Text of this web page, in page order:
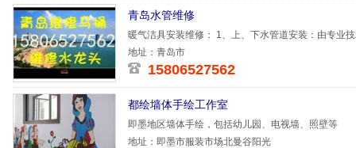
青岛水管维修
暖气洁具安装维修： 1、上、下水管道安装：由专业
PB管、铁管
地址：青岛市
15806527562
都绘墙体手绘工作室
即墨地区墙体手绘，包括幼儿园、电视墙、照壁等
地址：即墨市服装市场北曼谷阳光